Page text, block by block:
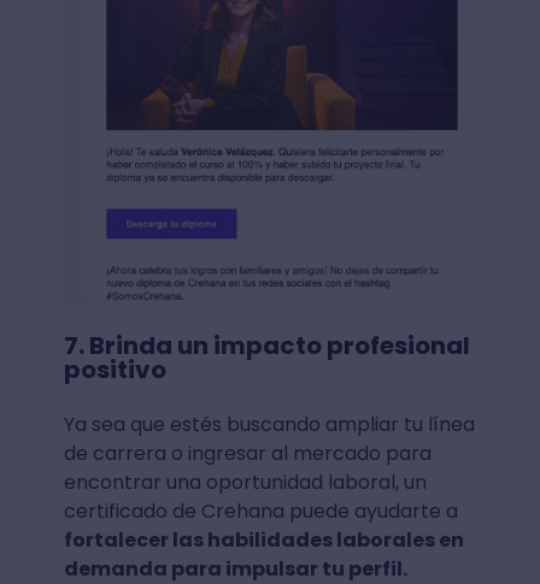
7. Brinda un impacto profesional
positivo
Ya sea que estés buscando ampliar tu línea
de carrera o ingresar al mercado para
encontrar una oportunidad laboral, un
certificado de Crehana puede ayudarte a
fortalecer las habilidades laborales en
demanda para impulsar tu perfil.